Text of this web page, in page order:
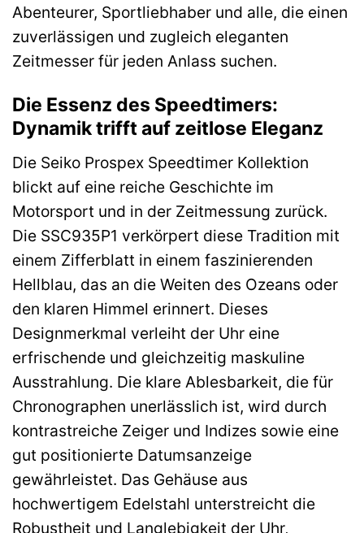
Abenteurer, Sportliebhaber und alle, die einen
zuverlässigen und zugleich eleganten
Zeitmesser für jeden Anlass suchen.
Die Essenz des Speedtimers:
Dynamik trifft auf zeitlose Eleganz
Die Seiko Prospex Speedtimer Kollektion
blickt auf eine reiche Geschichte im
Motorsport und in der Zeitmessung zurück.
Die SSC935P1 verkörpert diese Tradition mit
einem Zifferblatt in einem faszinierenden
Hellblau, das an die Weiten des Ozeans oder
den klaren Himmel erinnert. Dieses
Designmerkmal verleiht der Uhr eine
erfrischende und gleichzeitig maskuline
Ausstrahlung. Die klare Ablesbarkeit, die für
Chronographen unerlässlich ist, wird durch
kontrastreiche Zeiger und Indizes sowie eine
gut positionierte Datumsanzeige
gewährleistet. Das Gehäuse aus
hochwertigem Edelstahl unterstreicht die
Robustheit und Langlebigkeit der Uhr,